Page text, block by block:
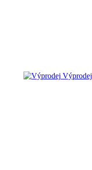
Výprodej